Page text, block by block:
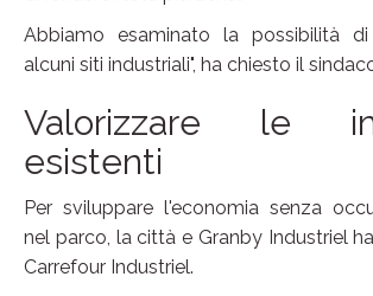
Abbiamo esaminato la possibilità di
alcuni siti industriali", ha chiesto il
Valorizzare le
esistenti
Per sviluppare l'economia senza
nel parco, la città e Granby Industriel
Carrefour Industriel.